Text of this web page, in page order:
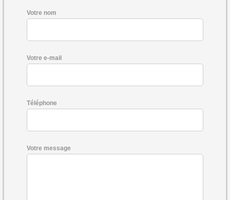
Votre nom
Votre e-mail
Téléphone
Votre message